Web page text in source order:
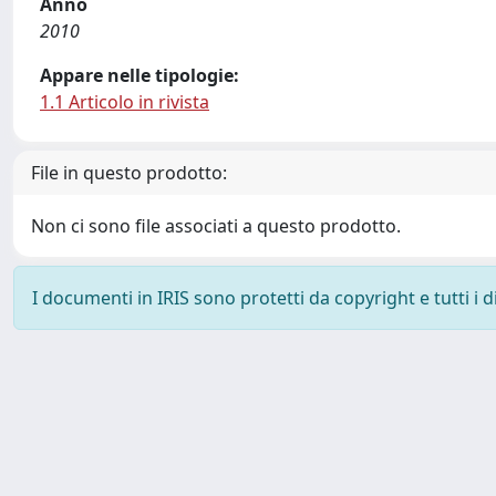
2010
Appare nelle tipologie:
1.1 Articolo in rivista
File in questo prodotto:
Non ci sono file associati a questo prodotto.
I documenti in IRIS sono protetti da copyright e tutti i